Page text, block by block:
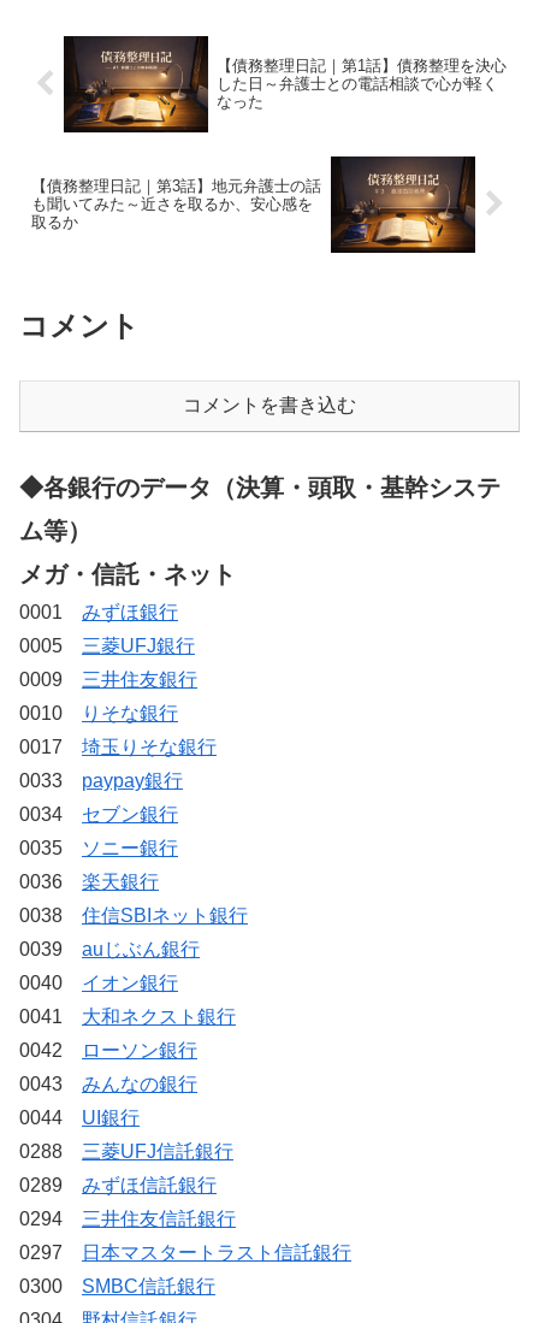
【債務整理日記｜第1話】債務整理を決心
した日～弁護士との電話相談で心が軽く
なった
【債務整理日記｜第3話】地元弁護士の話
も聞いてみた～近さを取るか、安心感を
取るか
コメント
コメントを書き込む
◆各銀行のデータ（決算・頭取・基幹システ
ム等）
メガ・信託・ネット
0001 みずほ銀行
0005 三菱UFJ銀行
0009 三井住友銀行
0010
りそな銀行
0017 埼玉りそな銀行
0033 paypay銀行
0034 セブン銀行
0035
ソニー銀行
0036 楽天銀行
0038 住信SBIネット銀行
0039 auじぶん銀行
0040 イオン銀行
0041 大和ネクスト銀行
0042
ローソン銀行
0043 みんなの銀行
0044 UI銀行
0288 三菱UFJ信託銀行
0289 みずほ信託銀行
0294 三井住友信託銀行
0297
日本マスタートラスト信託銀行
0300 SMBC信託銀行